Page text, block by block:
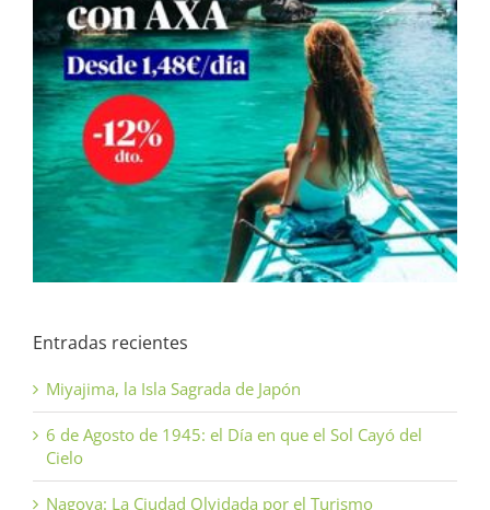
Entradas recientes
Miyajima, la Isla Sagrada de Japón
6 de Agosto de 1945: el Día en que el Sol Cayó del
Cielo
Nagoya: La Ciudad Olvidada por el Turismo